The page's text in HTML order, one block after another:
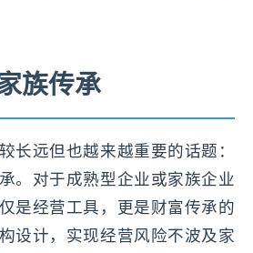
族传承
长远但也越来越重要的话题：
。对于成熟型企业或家族企业
是经营工具，更是财富传承的
设计，实现经营风险不波及家